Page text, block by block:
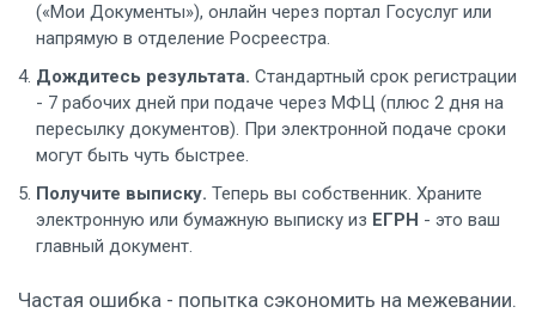
(«Мои Документы»), онлайн через портал Госуслуг или
напрямую в отделение Росреестра.
Дождитесь результата. Стандартный срок регистрации
- 7 рабочих дней при подаче через МФЦ (плюс 2 дня на
пересылку документов). При электронной подаче сроки
могут быть чуть быстрее.
Получите выписку. Теперь вы собственник. Храните
электронную или бумажную выписку из ЕГРН - это ваш
главный документ.
Частая ошибка - попытка сэкономить на межевании.